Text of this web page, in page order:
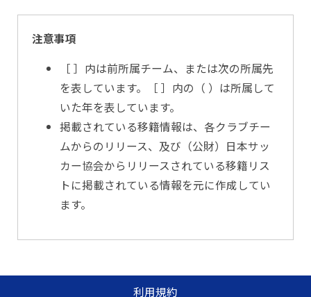
注意事項
［ ］内は前所属チーム、または次の所属先
を表しています。［ ］内の（ ）は所属して
いた年を表しています。
掲載されている移籍情報は、各クラブチー
ムからのリリース、及び（公財）日本サッ
カー協会からリリースされている移籍リス
トに掲載されている情報を元に作成してい
ます。
利用規約